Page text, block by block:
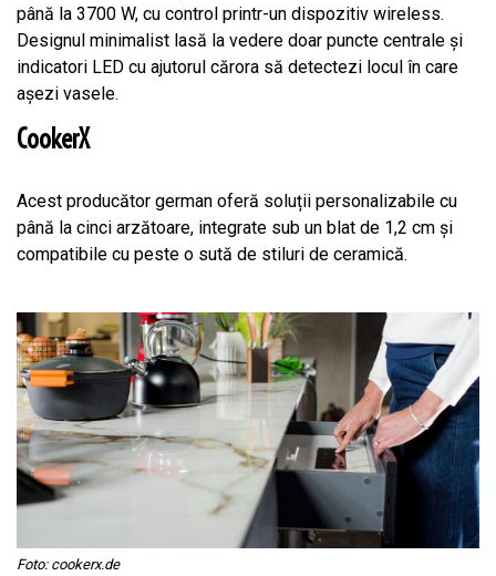
până la 3700 W, cu control printr-un dispozitiv wireless.
Designul minimalist lasă la vedere doar puncte centrale și
indicatori LED cu ajutorul cărora să detectezi locul în care
așezi vasele.
CookerX
Acest producător german oferă soluții personalizabile cu
până la cinci arzătoare, integrate sub un blat de 1,2 cm și
compatibile cu peste o sută de stiluri de ceramică.
Foto: cookerx.de